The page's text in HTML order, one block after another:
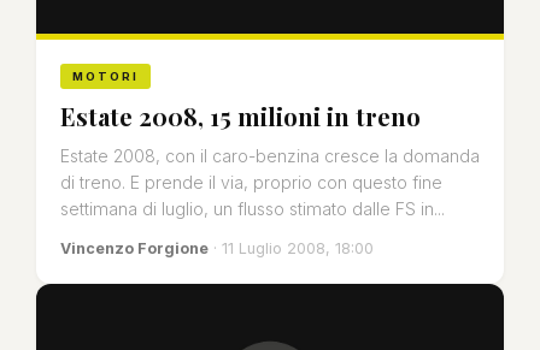
MOTORI
Estate 2008, 15 milioni in treno
Estate 2008, con il caro-benzina cresce la domanda
di treno. E prende il via, proprio con questo fine
settimana di luglio, un flusso stimato dalle FS in...
Vincenzo Forgione · 11 Luglio 2008, 18:00